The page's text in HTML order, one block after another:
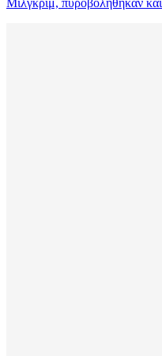
Μίλγκριμ, πυροβολήθηκαν